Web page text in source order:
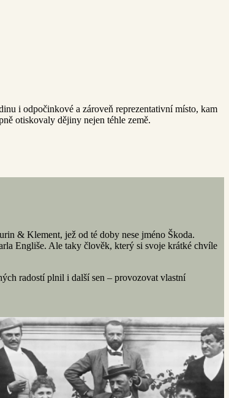
i odpočinkové a zároveň reprezentativní místo, kam
otiskovaly dějiny nejen téhle země.
& Klement, jež od té doby nese jméno Škoda.
Engliše. Ale taky člověk, který si svoje krátké chvíle
radostí plnil i další sen – provozovat vlastní